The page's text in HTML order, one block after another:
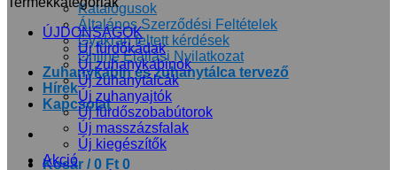
Katalógusok
Általános Szerződési Feltételek
Gyakran feltett kérdések
Online Elállási Nyilatkozat
Zuhanykabin és zuhanytálca tervező
Hírek
Kapcsolat
Kosár /0 Ft 0
ÚJDONSÁGOK
Új fürdőkádak
Új zuhanykabinok
Új zuhanytálcák
Új zuhanyajtók
Új fürdőszobabútorok
Új masszázsfalak
Új kiegészítők
Akció